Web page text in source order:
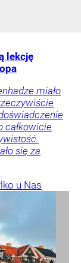
lekcję
miało
całkowicie
się za
u Nas